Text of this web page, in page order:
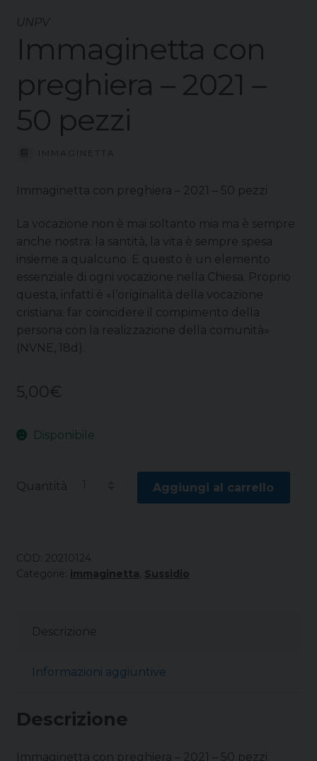
UNPV
Immaginetta con
preghiera – 2021 –
50 pezzi
IMMAGINETTA
Immaginetta con preghiera – 2021 – 50 pezzi
La vocazione non è mai soltanto mia ma è sempre
anche nostra: la santità, la vita è sempre spesa
insieme a qualcuno. E questo è un elemento
essenziale di ogni vocazione nella Chiesa. Proprio
questa, infatti è «l’originalità della vocazione
cristiana: far coincidere il compimento della
persona con la realizzazione della comunità»
(NVNE, 18d).
5,00€
Disponibile
Quantità Aggiungi al carrello
COD: 20210124
Categorie:
immaginetta, Sussidio
Descrizione
Informazioni aggiuntive
Descrizione
Immaginetta con preghiera – 2021 – 50 pezzi